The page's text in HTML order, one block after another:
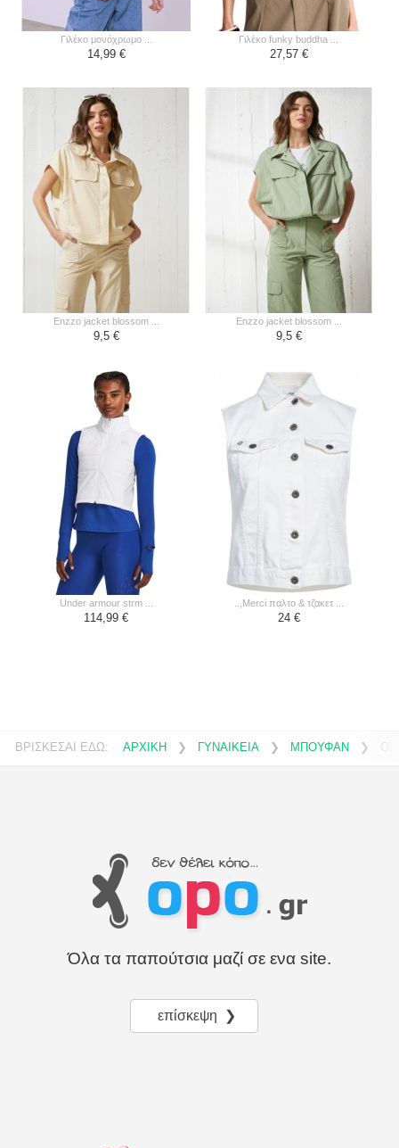
γιλέκο μονόχρωμο ...
14,99 €
γιλέκο funky buddha ...
27,57 €
enzzo jacket blossom ...
9,5 €
enzzo jacket blossom ...
9,5 €
under armour strm ...
114,99 €
..,merci παλτο & τζακετ ...
24 €
ΒΡΙΣΚΕΣΑΙ ΕΔΩ: ΑΡΧΙΚΗ ❯ ΓΥΝΑΙΚΕΙΑ ❯ ΜΠΟΥΦΑΝ ❯
Όλα τα παπούτσια μαζί σε ενα site.
επίσκεψη ❯